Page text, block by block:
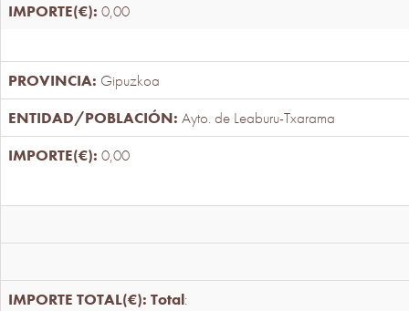
0,00
Gipuzkoa
Ayto. de Leaburu-Txarama
0,00
Total: